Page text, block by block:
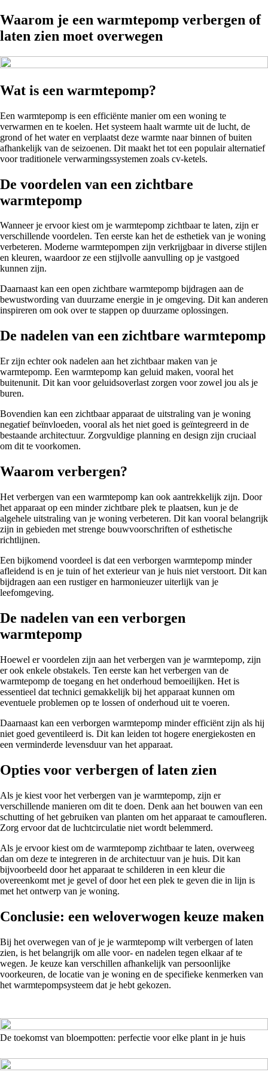
Waarom je een warmtepomp verbergen of
laten zien moet overwegen
Wat is een warmtepomp?
Een warmtepomp is een efficiënte manier om een woning te
verwarmen en te koelen. Het systeem haalt warmte uit de lucht, de
grond of het water en verplaatst deze warmte naar binnen of buiten
afhankelijk van de seizoenen. Dit maakt het tot een populair alternatief
voor traditionele verwarmingssystemen zoals cv-ketels.
De voordelen van een zichtbare
warmtepomp
Wanneer je ervoor kiest om je warmtepomp zichtbaar te laten, zijn er
verschillende voordelen. Ten eerste kan het de esthetiek van je woning
verbeteren. Moderne warmtepompen zijn verkrijgbaar in diverse stijlen
en kleuren, waardoor ze een stijlvolle aanvulling op je vastgoed
kunnen zijn.
Daarnaast kan een open zichtbare warmtepomp bijdragen aan de
bewustwording van duurzame energie in je omgeving. Dit kan anderen
inspireren om ook over te stappen op duurzame oplossingen.
De nadelen van een zichtbare warmtepomp
Er zijn echter ook nadelen aan het zichtbaar maken van je
warmtepomp. Een warmtepomp kan geluid maken, vooral het
buitenunit. Dit kan voor geluidsoverlast zorgen voor zowel jou als je
buren.
Bovendien kan een zichtbaar apparaat de uitstraling van je woning
negatief beïnvloeden, vooral als het niet goed is geïntegreerd in de
bestaande architectuur. Zorgvuldige planning en design zijn cruciaal
om dit te voorkomen.
Waarom verbergen?
Het verbergen van een warmtepomp kan ook aantrekkelijk zijn. Door
het apparaat op een minder zichtbare plek te plaatsen, kun je de
algehele uitstraling van je woning verbeteren. Dit kan vooral belangrijk
zijn in gebieden met strenge bouwvoorschriften of esthetische
richtlijnen.
Een bijkomend voordeel is dat een verborgen warmtepomp minder
afleidend is en je tuin of het exterieur van je huis niet verstoort. Dit kan
bijdragen aan een rustiger en harmonieuzer uiterlijk van je
leefomgeving.
De nadelen van een verborgen
warmtepomp
Hoewel er voordelen zijn aan het verbergen van je warmtepomp, zijn
er ook enkele obstakels. Ten eerste kan het verbergen van de
warmtepomp de toegang en het onderhoud bemoeilijken. Het is
essentieel dat technici gemakkelijk bij het apparaat kunnen om
eventuele problemen op te lossen of onderhoud uit te voeren.
Daarnaast kan een verborgen warmtepomp minder efficiënt zijn als hij
niet goed geventileerd is. Dit kan leiden tot hogere energiekosten en
een verminderde levensduur van het apparaat.
Opties voor verbergen of laten zien
Als je kiest voor het verbergen van je warmtepomp, zijn er
verschillende manieren om dit te doen. Denk aan het bouwen van een
schutting of het gebruiken van planten om het apparaat te camoufleren.
Zorg ervoor dat de luchtcirculatie niet wordt belemmerd.
Als je ervoor kiest om de warmtepomp zichtbaar te laten, overweeg
dan om deze te integreren in de architectuur van je huis. Dit kan
bijvoorbeeld door het apparaat te schilderen in een kleur die
overeenkomt met je gevel of door het een plek te geven die in lijn is
met het ontwerp van je woning.
Conclusie: een weloverwogen keuze maken
Bij het overwegen van of je je warmtepomp wilt verbergen of laten
zien, is het belangrijk om alle voor- en nadelen tegen elkaar af te
wegen. Je keuze kan verschillen afhankelijk van persoonlijke
voorkeuren, de locatie van je woning en de specifieke kenmerken van
het warmtepompsysteem dat je hebt gekozen.
De toekomst van bloempotten: perfectie voor elke plant in je huis